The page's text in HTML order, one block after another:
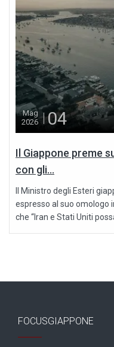
Mag
2026
04
Il Giappone preme
con gli...
Il Ministro degli Esteri
espresso al suo omologo
che “Iran e Stati Uniti
FOCUSGIAPPONE